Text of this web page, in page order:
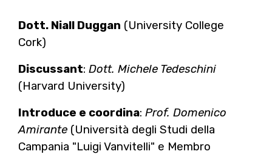
Dott. Niall Duggan (University College
Cork)
Discussant: Dott. Michele Tedeschini
(Harvard University)
Introduce e coordina: Prof. Domenico
Amirante (Università degli Studi della
Campania "Luigi Vanvitelli" e Membro